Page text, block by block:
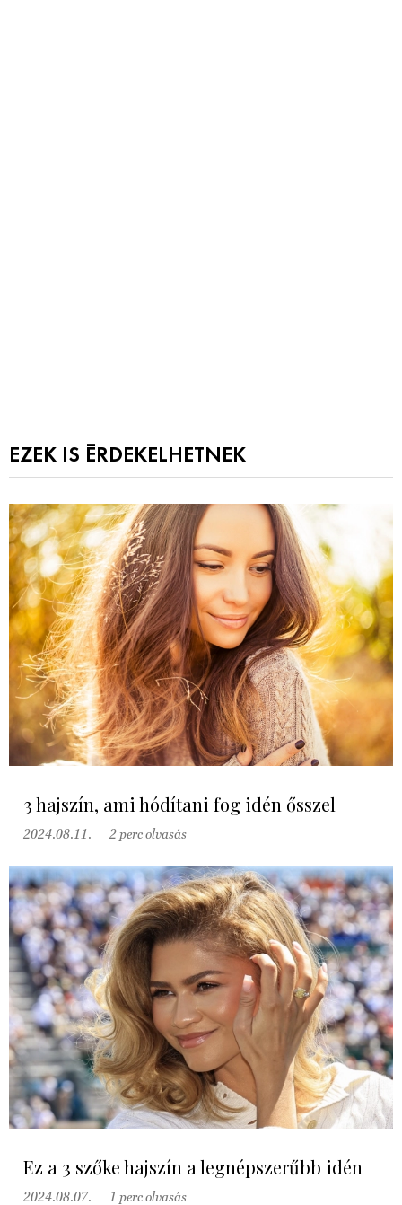
EZEK IS ÉRDEKELHETNEK
3 hajszín, ami hódítani fog idén ősszel
2024.08.11. 2 perc olvasás
Ez a 3 szőke hajszín a legnépszerűbb idén
2024.08.07. 1 perc olvasás